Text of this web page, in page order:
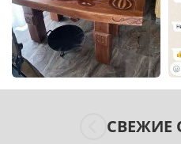
СВЕЖИЕ